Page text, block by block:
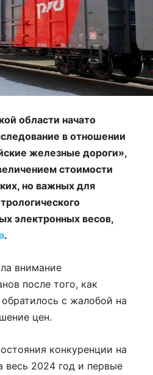
области начато
в отношении
железные дороги»,
стоимости
но важных для
электронных весов,
.
внимание
после того, как
с жалобой на
цен.
конкуренции на
весь 2024 год и первые